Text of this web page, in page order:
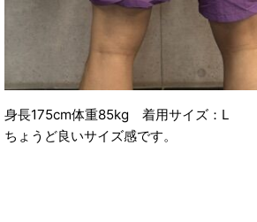
身長175cm体重85kg 着用サイズ：L
ちょうど良いサイズ感です。